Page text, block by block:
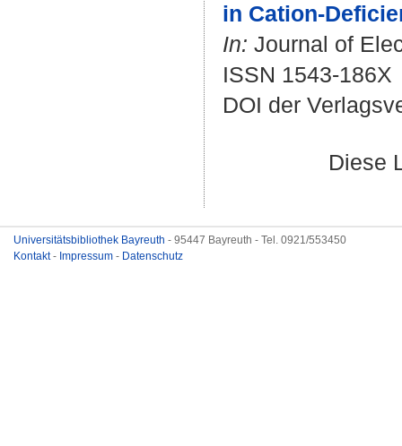
in Cation-
In: Journal of
ISSN 1543-186X
DOI der
Diese
Universitätsbibliothek Bayreuth - 95447 Bayreuth - Tel. 0921/553450
Kontakt- Impressum - Datenschutz